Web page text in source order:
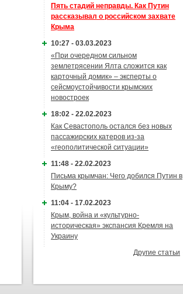
Пять стадий неправды. Как Путин
рассказывал о российском захвате
Крыма
10:27 - 03.03.2023
«При очередном сильном
землетрясении Ялта сложится как
карточный домик» – эксперты о
сейсмоустойчивости крымских
новостроек
18:02 - 22.02.2023
Как Севастополь остался без новых
пассажирских катеров из-за
«геополитической ситуации»
11:48 - 22.02.2023
Письма крымчан: Чего добился Путин в
Крыму?
11:04 - 17.02.2023
Крым, война и «культурно-
историческая» экспансия Кремля на
Украину
Другие статьи